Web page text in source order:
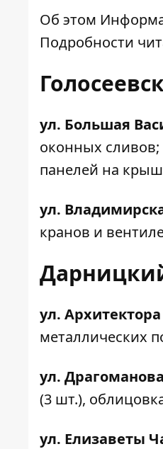
Об этом
Подробности
ул. Большая
оконных сливов;
панелей на
ул.
кранов и
ул.
металлических
ул. Драгоманова
(3 шт.),
ул. Елизаветы